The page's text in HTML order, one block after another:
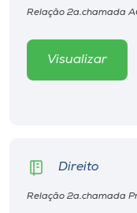
Unoesc
Store
Relação 2a.chamada
Visualizar
Direito
Relação 2a.chamada